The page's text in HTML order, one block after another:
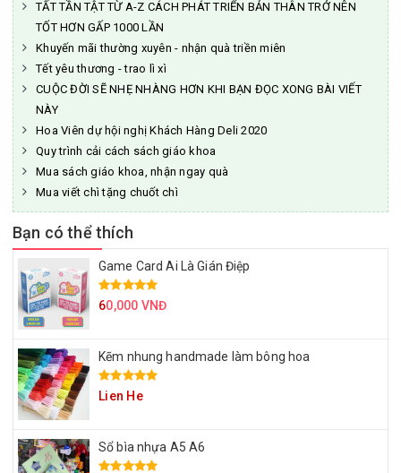
TẤT TẦN TẬT TỪ A-Z CÁCH PHÁT TRIỂN BẢN THÂN TRỞ NÊN
TỐT HƠN GẤP 1000 LẦN
Khuyến mãi thường xuyên - nhận quà triền miên
Tết yêu thương - trao lì xì
CUỘC ĐỜI SẼ NHẸ NHÀNG HƠN KHI BẠN ĐỌC XONG BÀI VIẾT
NÀY
Hoa Viên dự hội nghị Khách Hàng Deli 2020
Quy trình cải cách sách giáo khoa
Mua sách giáo khoa, nhận ngay quà
Mua viết chì tặng chuốt chì
Bạn có thể thích
Game Card Ai Là Gián Điệp
60,000 VNĐ
Kẽm nhung handmade làm bông hoa
Lien He
Sổ bìa nhựa A5 A6